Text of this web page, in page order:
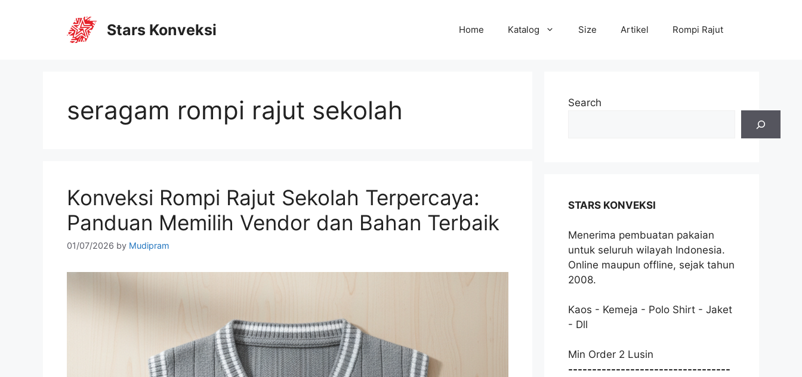
Stars Konveksi Home Katalog Size Artikel Rompi Rajut
seragam rompi rajut sekolah
Konveksi Rompi Rajut Sekolah Terpercaya:
Panduan Memilih Vendor dan Bahan Terbaik
01/07/2026 by Mudipram
Search
STARS KONVEKSI
Menerima pembuatan pakaian
untuk seluruh wilayah Indonesia.
Online maupun offline, sejak tahun
2008.
Kaos - Kemeja - Polo Shirt - Jaket
- Dll
Min Order 2 Lusin
----------------------------------